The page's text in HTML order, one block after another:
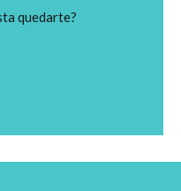
quedarte?